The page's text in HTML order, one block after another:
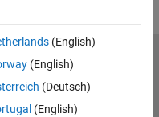
(English)
(English)
(Deutsch)
(English)
Policy
Preventing Piracy
Act Transparency Statement